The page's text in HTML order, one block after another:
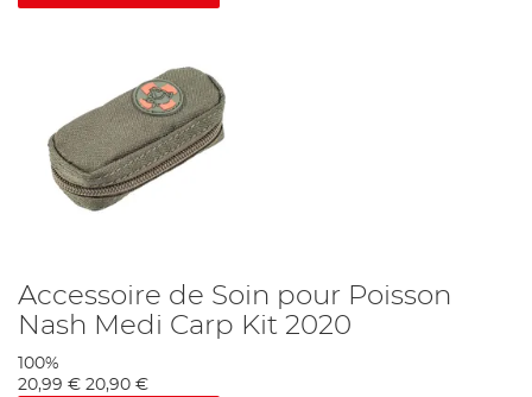
Accessoire de Soin pour Poisson
Nash Medi Carp Kit 2020
100%
20,99 € 20,90 €